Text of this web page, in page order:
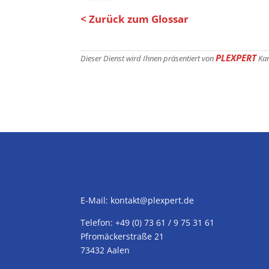
< Zurück zum Glossar
Dieser Dienst wird Ihnen präsentiert vonPLEXPERT
E-Mail: kontakt@plexpert.de
Telefon: +49 (0) 73 61 / 9 75 31 61
Pfromäckerstraße 21
73432 Aalen